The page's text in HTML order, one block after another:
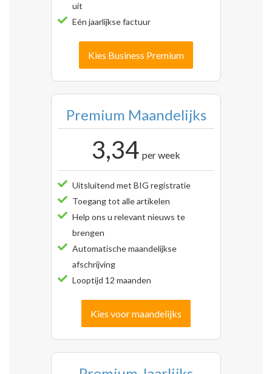
uit
Eén jaarlijkse factuur
Kies Business Premium
Premium Maandelijks
3,34 per week
Uitsluitend met BIG registratie
Toegang tot alle artikelen
Help ons u relevant nieuws te
brengen
Automatische maandelijkse
afschrijving
Looptijd 12 maanden
Kies voor maandelijks